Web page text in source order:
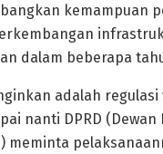
kemampuan
dalam beberapa
adalah
nanti DPRD
meminta